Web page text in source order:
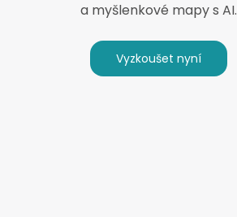
a myšlenkové mapy s AI.
Vyzkoušet nyní